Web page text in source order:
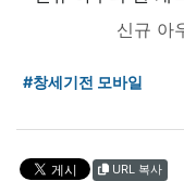
신규 아
#창세기전 모바일
URL 복사